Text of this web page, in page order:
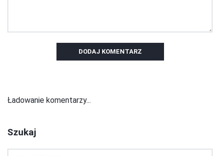
DODAJ KOMENTARZ
Ładowanie komentarzy...
Szukaj